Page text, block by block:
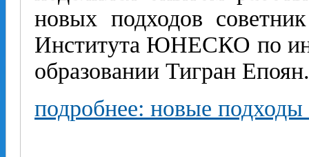
новых подходов
Института ЮНЕСКО по
образовании Тигран Епоян.
подробнее: новые